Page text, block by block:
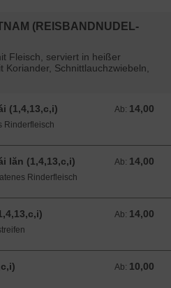
(REISBANDNUDEL-
Fleisch, serviert in heißer
Koriander, Schnittlauchzwiebeln,
(1,4,13,c,i) Ab: 14,00
Ab: 14,00 EUR
Rinderfleisch
lăn (1,4,13,c,i) Ab: 14,00
Ab: 14,00 EUR
Rinderfleisch
Ab: 14,00
Ab: 14,00 EUR
Ab: 10,00
Ab: 10,00 EUR